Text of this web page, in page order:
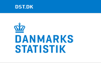
DST.DK